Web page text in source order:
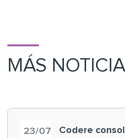
MÁS
23/07
Codere